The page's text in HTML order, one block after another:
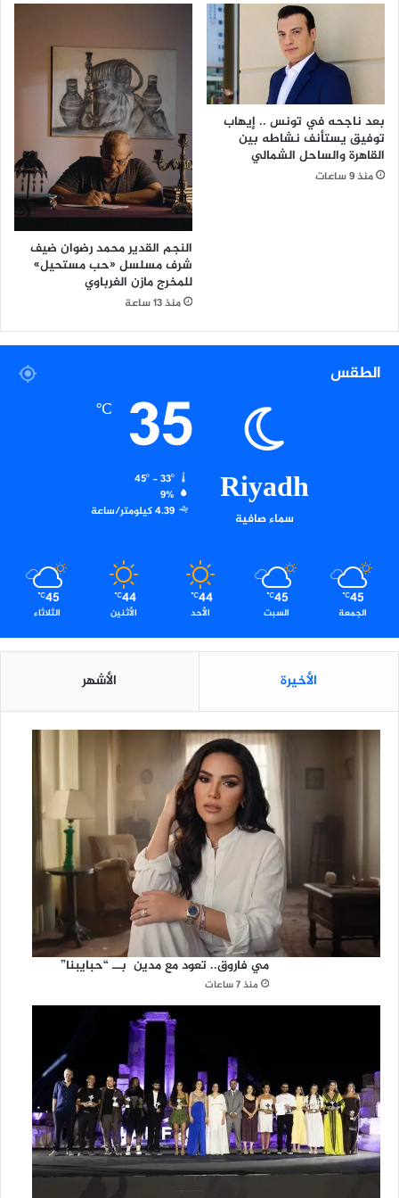
ب
ح
ةبعد ناجحه في تونس .. إيهاب
توفيق يستأنف نشاطه بين
القاهرة والساحل الشمالي
منذ 9 ساعات
النجم القدير محمد رضوان ضيف
شرف مسلسل «حب مستحيل»
للمخرج مازن الغرباوي
منذ 13 ساعة
الطقس
Riyadh
سماء صافية
35
℃
45º - 33º
9%
4.39 كيلومتر/ساعة
45
℃
الجمعة
45
℃
السبت
44
℃
الأحد
44
℃
الأثنين
45
℃
الثلاثاء
الأخيرة الأشهر
مي فاروق.. تعود مع مدين بــ “حبايبنا”
منذ 7 ساعات